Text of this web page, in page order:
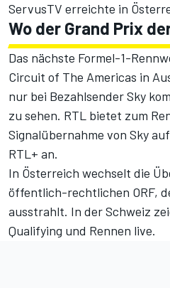
ServusTV erreichte in
Wo der Grand Prix
Das nächste Formel-1-
Circuit of The Americas in
nur bei Bezahlsender Sky
zu sehen. RTL bietet zum
Signalübernahme von Sky
RTL+ an.
In Österreich wechselt die
öffentlich-rechtlichen ORF,
ausstrahlt. In der Schweiz
Qualifying und Rennen live.